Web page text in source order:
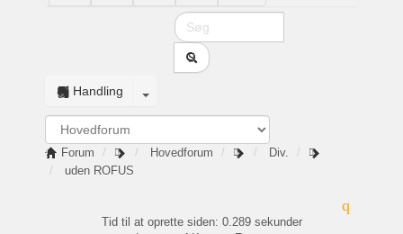
Handling
Forum Hovedforum
Div.
uden ROFUS
Tid til at oprette siden: 0.289 sekunder